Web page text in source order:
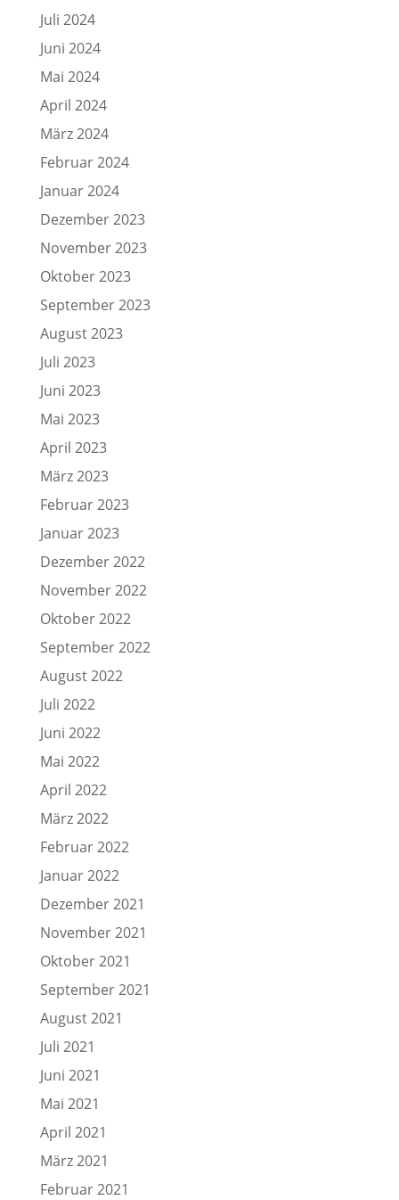
Juli 2024
Juni 2024
Mai 2024
April 2024
März 2024
Februar 2024
Januar 2024
Dezember 2023
November 2023
Oktober 2023
September 2023
August 2023
Juli 2023
Juni 2023
Mai 2023
April 2023
März 2023
Februar 2023
Januar 2023
Dezember 2022
November 2022
Oktober 2022
September 2022
August 2022
Juli 2022
Juni 2022
Mai 2022
April 2022
März 2022
Februar 2022
Januar 2022
Dezember 2021
November 2021
Oktober 2021
September 2021
August 2021
Juli 2021
Juni 2021
Mai 2021
April 2021
März 2021
Februar 2021